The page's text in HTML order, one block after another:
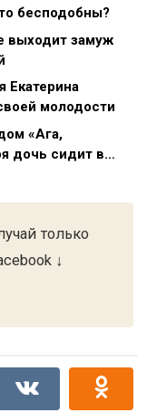
бесподобны?
выходит замуж
Екатерина
молодости
«Ага,
дочь сидит в…
только
↓